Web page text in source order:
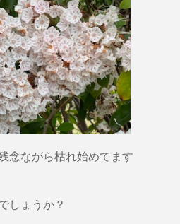
念ながら枯れ始めてます
しょうか？